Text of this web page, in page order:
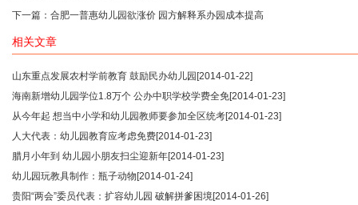
下一篇： 合肥一普惠幼儿园欲涨价 园方解释系办园成本提高
相关文章
山东重点发展农村学前教育 鼓励民办幼儿园 [2014-01-22]
海南新增幼儿园学位1.8万个 公办中职学校学费全免[2014-01-23]
从今年起 想当中小学和幼儿园教师要参加全区统考[2014-01-23]
人大代表：幼儿园教育应考虑免费[2014-01-23]
腊月小年到 幼儿园小朋友扫尘迎新年[2014-01-23]
幼儿园玩教具制作：瓶子动物 [2014-01-24]
贵阳“两会”委员代表：扩容幼儿园 破解拼爹困境[2014-01-26]